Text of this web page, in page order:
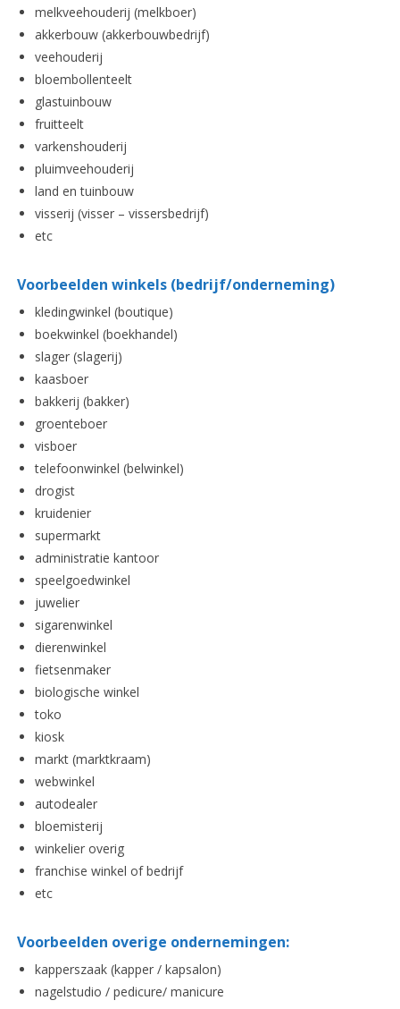
melkveehouderij (melkboer)
akkerbouw (akkerbouwbedrijf)
veehouderij
bloembollenteelt
glastuinbouw
fruitteelt
varkenshouderij
pluimveehouderij
land en tuinbouw
visserij (visser – vissersbedrijf)
etc
Voorbeelden winkels (bedrijf/onderneming)
kledingwinkel (boutique)
boekwinkel (boekhandel)
slager (slagerij)
kaasboer
bakkerij (bakker)
groenteboer
visboer
telefoonwinkel (belwinkel)
drogist
kruidenier
supermarkt
administratie kantoor
speelgoedwinkel
juwelier
sigarenwinkel
dierenwinkel
fietsenmaker
biologische winkel
toko
kiosk
markt (marktkraam)
webwinkel
autodealer
bloemisterij
winkelier overig
franchise winkel of bedrijf
etc
Voorbeelden overige ondernemingen:
kapperszaak (kapper / kapsalon)
nagelstudio / pedicure/ manicure